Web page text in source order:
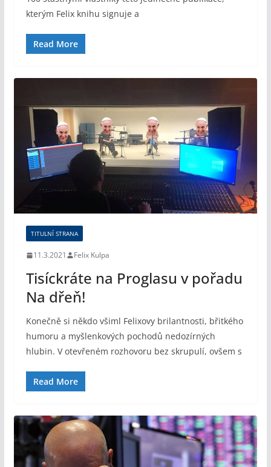
kterým Felix knihu signuje a
Read More
TITULNÍ STRANA
11.3.2021 Felix Kulpa
Tisíckráte na Proglasu v pořadu
Na dřeň!
Konečně si někdo všiml Felixovy brilantnosti, břitkého
humoru a myšlenkových pochodů nedozírných
hlubin. V otevřeném rozhovoru bez skrupulí, ovšem s
Read More